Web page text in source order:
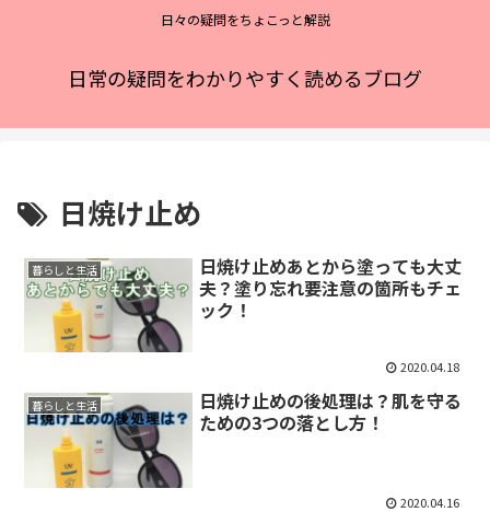
日々の疑問をちょこっと解説
日常の疑問をわかりやすく読めるブログ
日焼け止め
暮らしと生活
日焼け止めあとから塗っても大丈
夫？塗り忘れ要注意の箇所もチェ
ック！
2020.04.18
暮らしと生活
日焼け止めの後処理は？肌を守る
ための3つの落とし方！
2020.04.16